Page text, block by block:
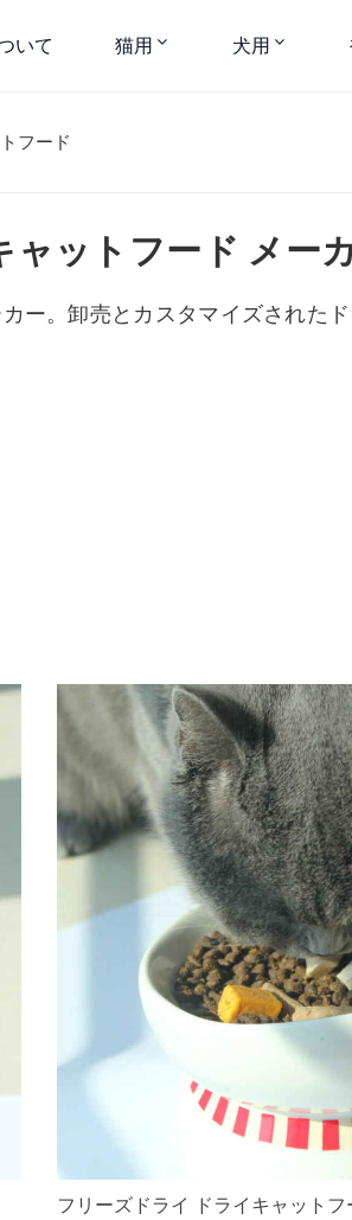
いて 猫用 犬用
フード
ットフード メー
ー。卸売とカスタマイズされた
フリーズドライ ドライキャットフ